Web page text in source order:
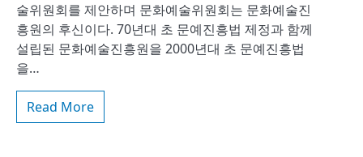
술위원회를 제안하며 문화예술위원회는 문화예술진
흥원의 후신이다. 70년대 초 문예진흥법 제정과 함께
설립된 문화예술진흥원을 2000년대 초 문예진흥법
을…
Read More